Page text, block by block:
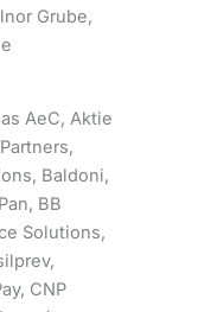
Grube,
AeC, Aktie
Baldoni,
BB
Solutions,
CNP